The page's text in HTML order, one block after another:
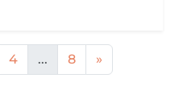
4 ... 8 »